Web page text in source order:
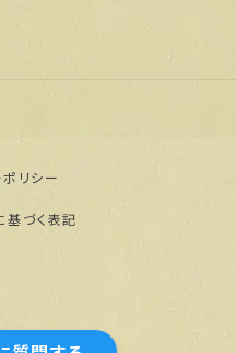
リシー
基づく表記
オンラインショップ